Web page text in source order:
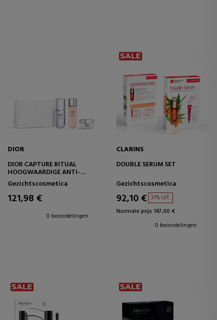
DIOR
DIOR CAPTURE RITUAL
HOOGWAARDIGE ANTI-
VEROUDERINGSCORRECTIE
Gezichtscosmetica
121,98 €
0 beoordelingen
CLARINS
DOUBLE SERUM SET
Gezichtscosmetica
92,10 € 37% UIT.
Normale prijs 147,00 €
0 beoordelingen